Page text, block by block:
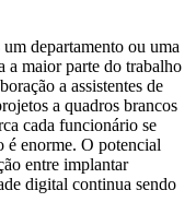
departamento ou uma
a maior parte do trabalho
a assistentes de
a quadros brancos
cada funcionário se
é enorme. O potencial
entre implantar
digital continua sendo